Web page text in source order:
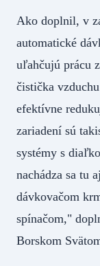
Ako doplnil, v
automatické
uľahčujú prácu
čistička
efektívne
zariadení sú
systémy s
nachádza sa tu
dávkovačom
spínačom,"
Borskom